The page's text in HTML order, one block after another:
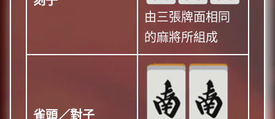
由三張牌面相同
的麻將所組成
雀頭／對子